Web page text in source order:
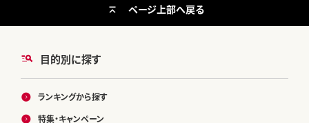
目的別に探す
ランキングから探す
特集・キャンペーン
ページ上部へ戻る